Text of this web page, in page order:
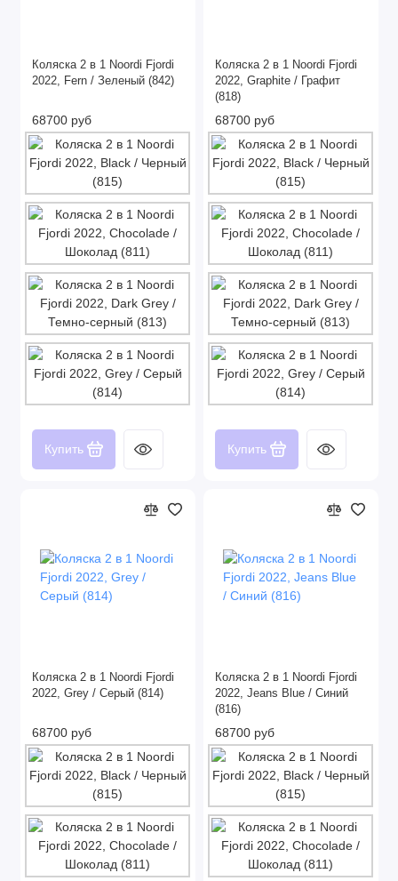
Коляска 2 в 1 Noordi Fjordi
2022, Fern / Зеленый (842)
68700 руб
Купить
Коляска 2 в 1 Noordi Fjordi
2022, Graphite / Графит
(818)
68700 руб
Купить
Коляска 2 в 1 Noordi Fjordi
2022, Grey / Серый (814)
68700 руб
Коляска 2 в 1 Noordi Fjordi
2022, Jeans Blue / Синий
(816)
68700 руб